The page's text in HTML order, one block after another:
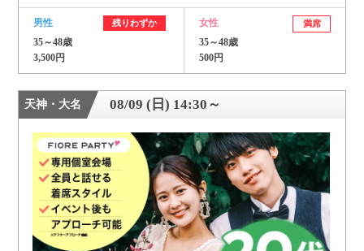
男性 残りわずか
35～48歳
3,500円
女性 満席
35～48歳
500円
天神・大名 08/09 (日) 14:30～